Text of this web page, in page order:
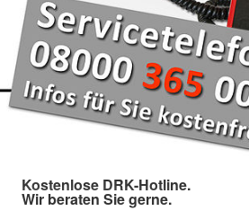
Kostenlose DRK-Hotline.
Wir beraten Sie gerne.